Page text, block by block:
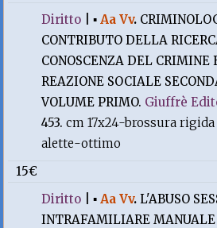
Diritto |▪Aa Vv.
CONTRIBUTO DELLA
CONOSCENZA DEL CRIMINE
REAZIONE SOCIALE
VOLUME PRIMO. Giuffrè
453.cm 17x24-brossura
alette-ottimo
15€
Diritto |▪Aa Vv.L'ABUSO
INTRAFAMILIARE